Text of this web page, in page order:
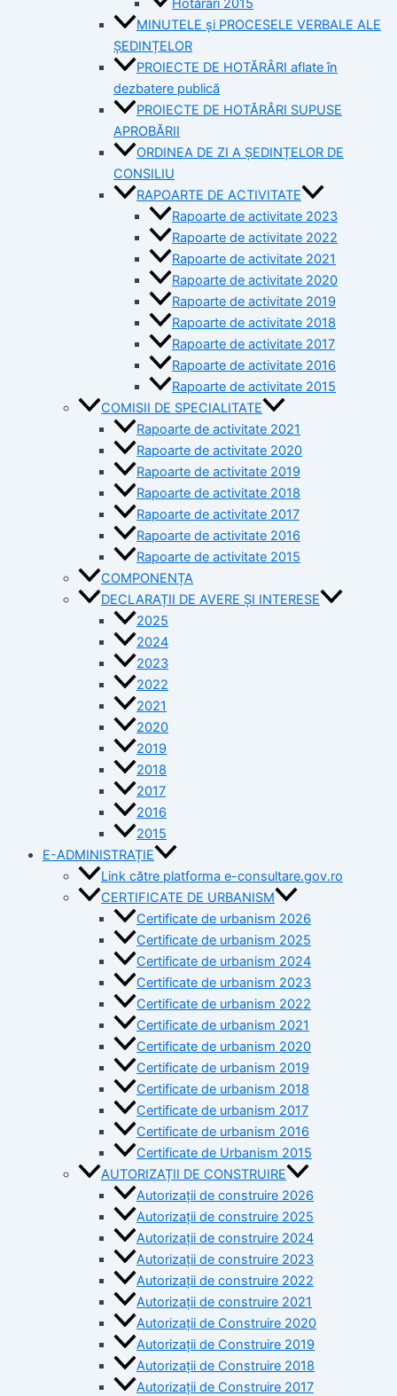
MINUTELE și PROCESELE VERBALE ALE
ȘEDINȚELOR
PROIECTE DE HOTĂRÂRI aflate în
dezbatere publică
PROIECTE DE HOTĂRÂRI SUPUSE
APROBĂRII
ORDINEA DE ZI A ȘEDINȚELOR DE
CONSILIU
RAPOARTE DE ACTIVITATE
Rapoarte de activitate 2023
Rapoarte de activitate 2022
Rapoarte de activitate 2021
Rapoarte de activitate 2020
Rapoarte de activitate 2019
Rapoarte de activitate 2018
Rapoarte de activitate 2017
Rapoarte de activitate 2016
Rapoarte de activitate 2015
COMISII DE SPECIALITATE
Rapoarte de activitate 2021
Rapoarte de activitate 2020
Rapoarte de activitate 2019
Rapoarte de activitate 2018
Rapoarte de activitate 2017
Rapoarte de activitate 2016
Rapoarte de activitate 2015
COMPONENȚA
DECLARAȚII DE AVERE ȘI INTERESE
2025
2024
2023
2022
2021
2020
2019
2018
2017
2016
2015
E-ADMINISTRAȚIE
Link către platforma e-consultare.gov.ro
CERTIFICATE DE URBANISM
Certificate de urbanism 2026
Certificate de urbanism 2025
Certificate de urbanism 2024
Certificate de urbanism 2023
Certificate de urbanism 2022
Certificate de urbanism 2021
Certificate de urbanism 2020
Certificate de urbanism 2019
Certificate de urbanism 2018
Certificate de urbanism 2017
Certificate de urbanism 2016
Certificate de Urbanism 2015
AUTORIZAȚII DE CONSTRUIRE
Autorizații de construire 2026
Autorizații de construire 2025
Autorizații de construire 2024
Autorizații de construire 2023
Autorizații de construire 2022
Autorizații de construire 2021
Autorizații de Construire 2020
Autorizații de Construire 2019
Autorizaţii de Construire 2018
Autorizaţii de Construire 2017